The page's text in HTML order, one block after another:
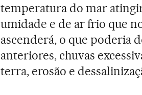
temperatura do mar atingir
umidade e de ar frio que
ascenderá, o que poderia
anteriores, chuvas
terra, erosão e